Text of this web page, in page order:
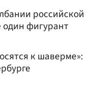
российской
фигурант
к шаверме»: